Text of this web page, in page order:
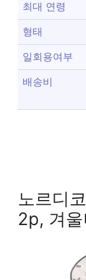
최대 연령
형태
일회용여부
배송비
노르디
2p, 겨